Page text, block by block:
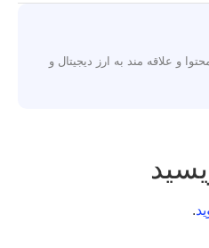
و علاقه مند به ارز دیجیتال و
.